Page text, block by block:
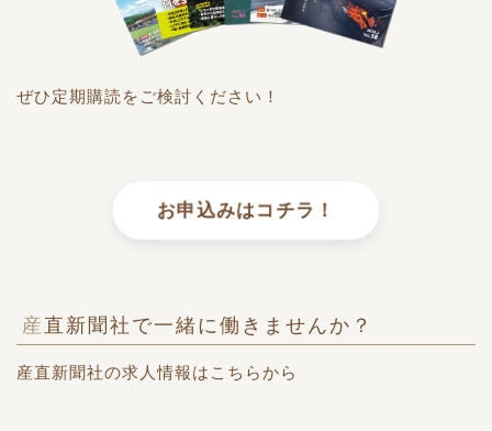
ぜひ定期購読をご検討ください！
お申込みはコチラ！
産直新聞社で一緒に働きませんか？
産直新聞社の求人情報はこちらから